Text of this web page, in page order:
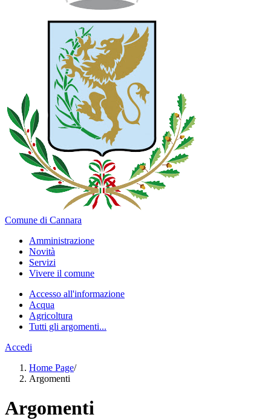
Comune di Cannara
Amministrazione
Novità
Servizi
Vivere il comune
Accesso all'informazione
Acqua
Agricoltura
Tutti gli argomenti...
Accedi
Home Page/
Argomenti
Argomenti